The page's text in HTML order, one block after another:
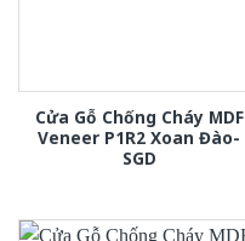
Cửa Gỗ Chống Cháy MDF
Veneer P1R2 Xoan Đào-
SGD